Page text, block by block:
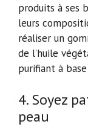
produits à ses
leurs
réaliser un
de l’huile
purifiant à base
4. Soyez
peau